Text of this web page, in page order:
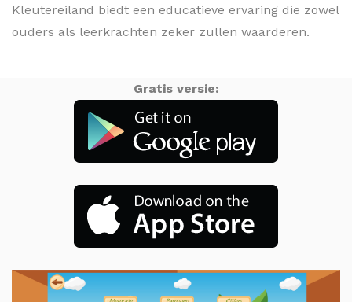
Kleutereiland biedt een educatieve ervaring die zowel
ouders als leerkrachten zeker zullen waarderen.
Gratis versie: